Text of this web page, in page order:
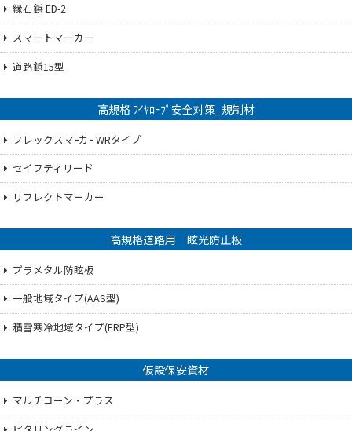
縁石鋲 ED-2
スマートマーカー
道路鋲15型
高規格 ﾜｲﾔﾛｰﾌﾟ安全対策_規制材
フレックスマｰカｰ WRタイプ
セイフティリード
リフレクトマーカー
高規格道路用 眩光防止板
プラメタル防眩板
一般地域タイプ(AAS型)
積雪寒冷地域タイプ(FRP型)
仮設保安資材
マルチコーン・プラス